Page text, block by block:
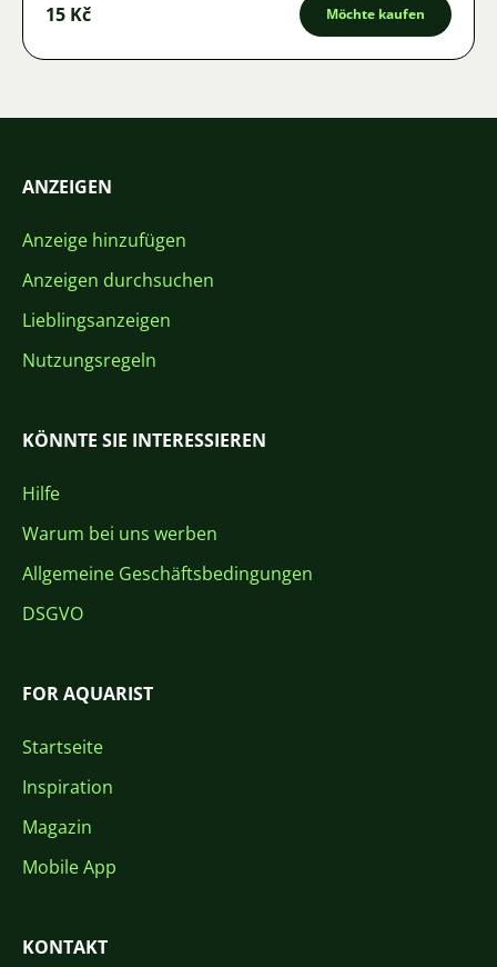
15 Kč Möchte kaufen
ANZEIGEN
Anzeige hinzufügen
Anzeigen durchsuchen
Lieblingsanzeigen
Nutzungsregeln
KÖNNTE SIE INTERESSIEREN
Hilfe
Warum bei uns werben
Allgemeine Geschäftsbedingungen
DSGVO
FOR AQUARIST
Startseite
Inspiration
Magazin
Mobile App
KONTAKT